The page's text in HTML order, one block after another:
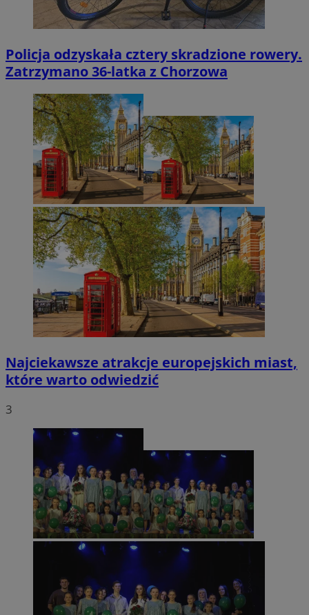
Policja odzyskała cztery skradzione rowery.
Zatrzymano 36-latka z Chorzowa
Najciekawsze atrakcje europejskich miast,
które warto odwiedzić
3